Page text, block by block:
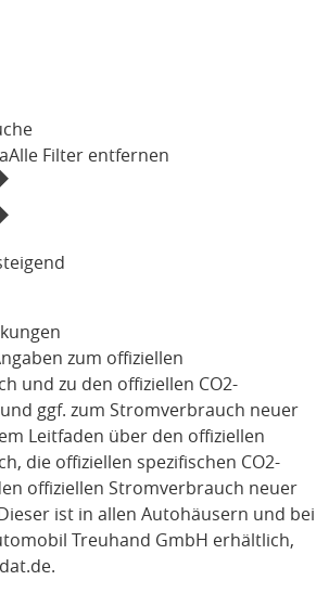
Alle Filter entfernen
zum offiziellen
und zu den offiziellen CO2-
ggf. zum Stromverbrauch neuer
Leitfaden über den offiziellen
die offiziellen spezifischen CO2-
offiziellen Stromverbrauch neuer
ist in allen Autohäusern und bei
Treuhand GmbH erhältlich,
.